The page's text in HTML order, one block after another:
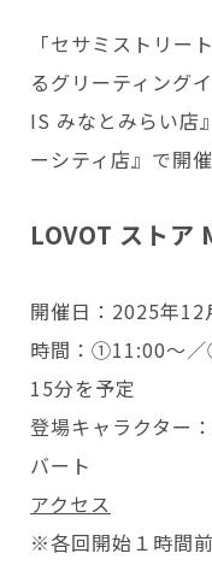
「セサミストリー
るグリーティング
IS みなとみらい店
ーシティ店』で開
LOVOT ストア
開催日：2025年12
時間：①11:00～
15分を予定
登場キャラクター
バート
アクセス
※各回開始１時間